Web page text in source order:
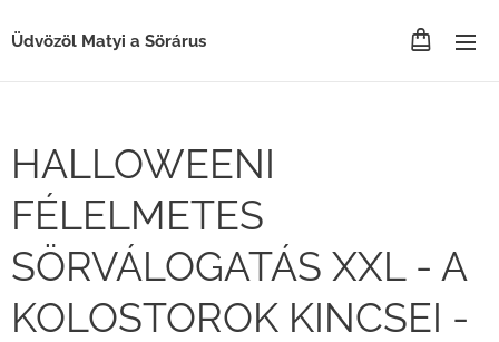
Üdvözöl Matyi a Sörárus
HALLOWEENI
FÉLELMETES
SÖRVÁLOGATÁS XXL - A
KOLOSTOROK KINCSEI -